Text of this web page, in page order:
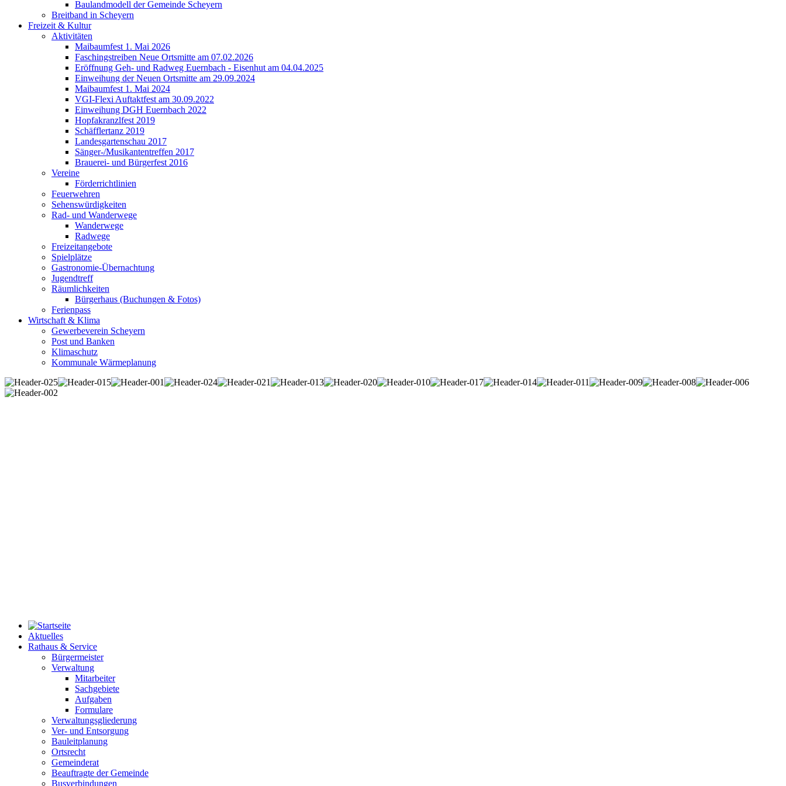
Baulandmodell der Gemeinde Scheyern
Breitband in Scheyern
Freizeit & Kultur
Aktivitäten
Maibaumfest 1. Mai 2026
Faschingstreiben Neue Ortsmitte am 07.02.2026
Eröffnung Geh- und Radweg Euernbach - Eisenhut am 04.04.2025
Einweihung der Neuen Ortsmitte am 29.09.2024
Maibaumfest 1. Mai 2024
VGI-Flexi Auftaktfest am 30.09.2022
Einweihung DGH Euernbach 2022
Hopfakranzlfest 2019
Schäfflertanz 2019
Landesgartenschau 2017
Sänger-/Musikantentreffen 2017
Brauerei- und Bürgerfest 2016
Vereine
Förderrichtlinien
Feuerwehren
Sehenswürdigkeiten
Rad- und Wanderwege
Wanderwege
Radwege
Freizeitangebote
Spielplätze
Gastronomie-Übernachtung
Jugendtreff
Räumlichkeiten
Bürgerhaus (Buchungen & Fotos)
Ferienpass
Wirtschaft & Klima
Gewerbeverein Scheyern
Post und Banken
Klimaschutz
Kommunale Wärmeplanung
Aktuelles
Rathaus & Service
Bürgermeister
Verwaltung
Mitarbeiter
Sachgebiete
Aufgaben
Formulare
Verwaltungsgliederung
Ver- und Entsorgung
Bauleitplanung
Ortsrecht
Gemeinderat
Beauftragte der Gemeinde
Busverbindungen